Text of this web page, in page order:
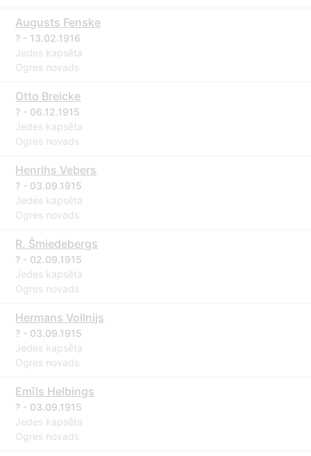
Augusts Fenske
? - 13.02.1916
Jedes kapsēta
Ogres novads
Otto Breicke
? - 06.12.1915
Jedes kapsēta
Ogres novads
Henrihs Vebers
? - 03.09.1915
Jedes kapsēta
Ogres novads
R. Šmiedebergs
? - 02.09.1915
Jedes kapsēta
Ogres novads
Hermans Vollnijs
? - 03.09.1915
Jedes kapsēta
Ogres novads
Emīls Helbings
? - 03.09.1915
Jedes kapsēta
Ogres novads